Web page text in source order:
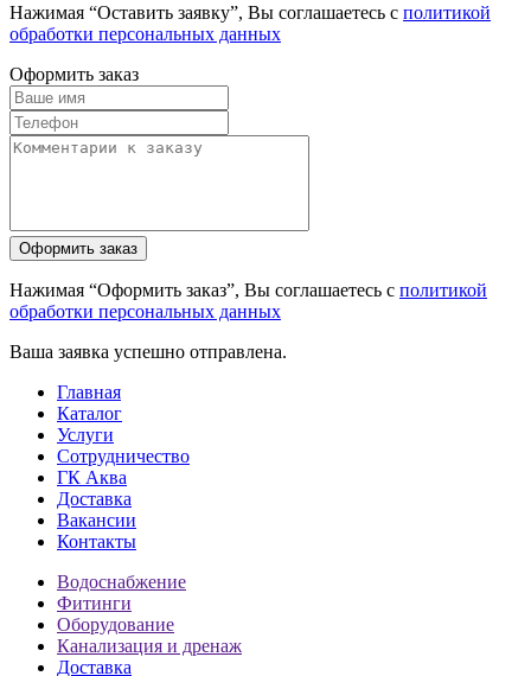
Нажимая “Оставить заявку”, Вы соглашаетесь с политикой
обработки персональных данных
Оформить заказ
Нажимая “Оформить заказ”, Вы соглашаетесь с политикой
обработки персональных данных
Ваша заявка успешно отправлена.
Главная
Каталог
Услуги
Сотрудничество
ГК Аква
Доставка
Вакансии
Контакты
Водоснабжение
Фитинги
Оборудование
Канализация и дренаж
Доставка